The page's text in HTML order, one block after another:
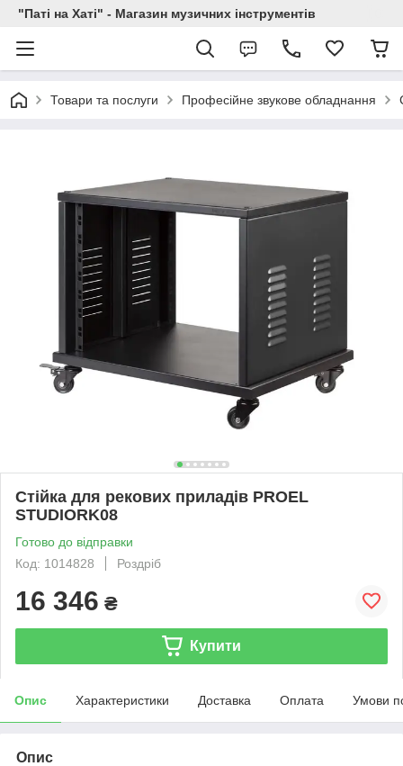
"Паті на Хаті" - Магазин музичних інструментів
Товари та послуги Професійне звукове обладнання
Стійка для рекових приладів PROEL
STUDIORK08
Готово до відправки
Код: 1014828
Роздріб
16 346 ₴
Купити
Опис Характеристики Доставка Оплата Умови
Опис